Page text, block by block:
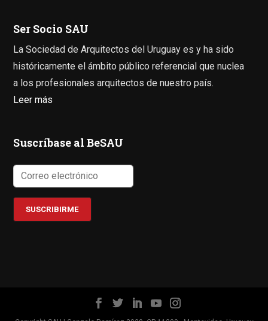
Ser Socio SAU
La Sociedad de Arquitectos del Uruguay es y ha sido
históricamente el ámbito público referencial que nuclea
a los profesionales arquitectos de nuestro país.
Leer más
Suscríbase al BeSAU